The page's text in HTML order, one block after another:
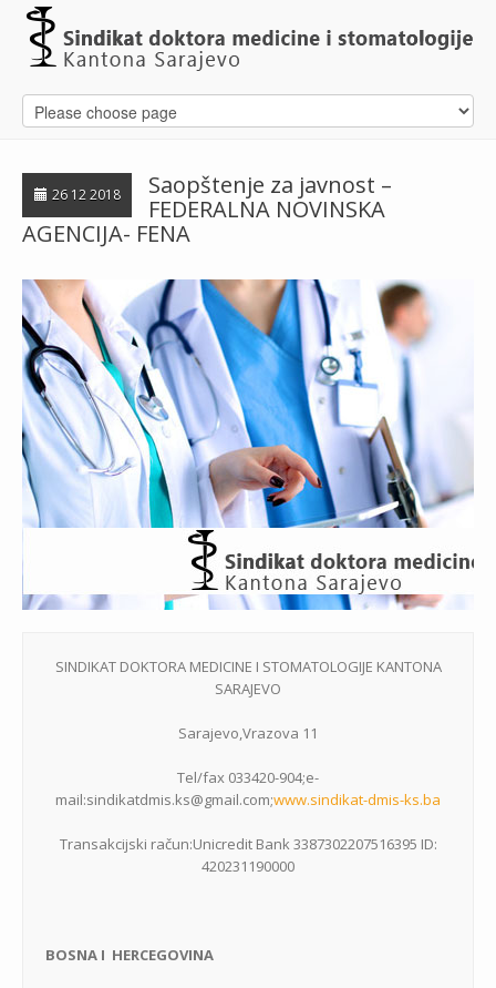
26 12 2018
Saopštenje za javnost –
FEDERALNA NOVINSKA
AGENCIJA- FENA
SINDIKAT DOKTORA MEDICINE I STOMATOLOGIJE KANTONA
SARAJEVO
Sarajevo,Vrazova 11
Tel/fax 033420-904;e-
mail:sindikatdmis.ks@gmail.com;www.sindikat-dmis-ks.ba
Transakcijski račun:Unicredit Bank 3387302207516395 ID:
420231190000
BOSNA I HERCEGOVINA